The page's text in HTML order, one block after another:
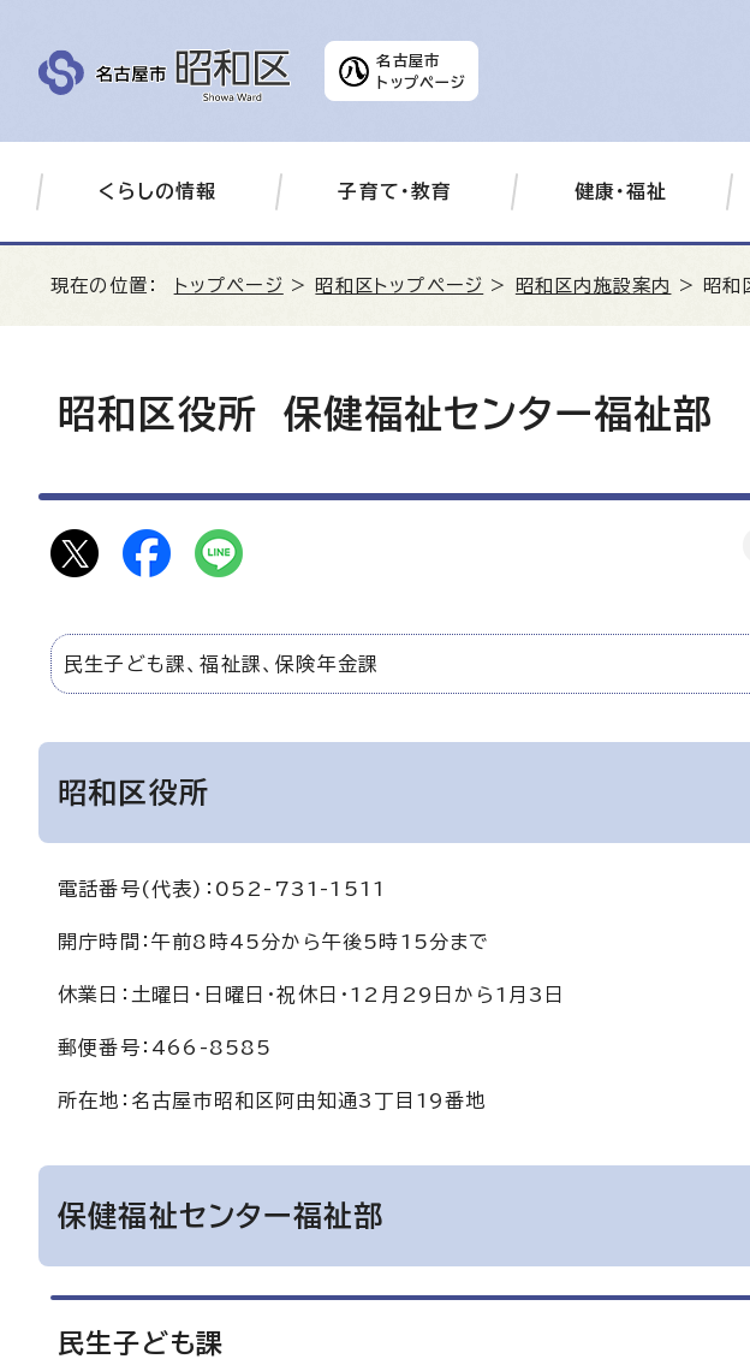
名古屋市
トップページ
くらしの情報 子育て・教育 健康・福祉
現在の位置： トップページ > 昭和区トップページ > 昭和区内施設案内 > 昭和
昭和区役所 保健福祉センター福祉部
民生子ども課、福祉課、保険年金課
昭和区役所
電話番号(代表)：052-731-1511
開庁時間：午前8時45分から午後5時15分まで
休業日：土曜日・日曜日・祝休日・12月29日から1月3日
郵便番号：466-8585
所在地：名古屋市昭和区阿由知通3丁目19番地
保健福祉センター福祉部
民生子ども課